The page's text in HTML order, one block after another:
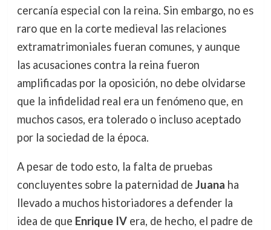
cercanía especial con la reina. Sin embargo, no es
raro que en la corte medieval las relaciones
extramatrimoniales fueran comunes, y aunque
las acusaciones contra la reina fueron
amplificadas por la oposición, no debe olvidarse
que la infidelidad real era un fenómeno que, en
muchos casos, era tolerado o incluso aceptado
por la sociedad de la época.
A pesar de todo esto, la falta de pruebas
concluyentes sobre la paternidad de Juana ha
llevado a muchos historiadores a defender la
idea de que Enrique IVera, de hecho, el padre de